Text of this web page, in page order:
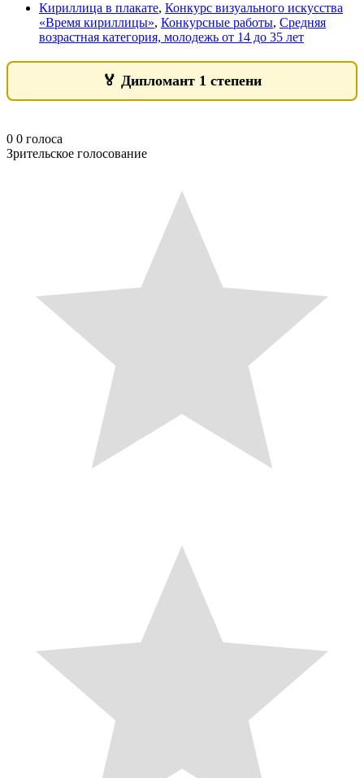
Кириллица в плакате, Конкурс визуального искусства
«Время кириллицы», Конкурсные работы, Средняя
возрастная категория, молодежь от 14 до 35 лет
🏅 Дипломант 1 степени
0 0 голоса
Зрительское голосование